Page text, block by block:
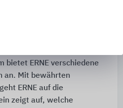
bietet ERNE verschiedene
an. Mit bewährten
ERNE auf die
zeigt auf, welche